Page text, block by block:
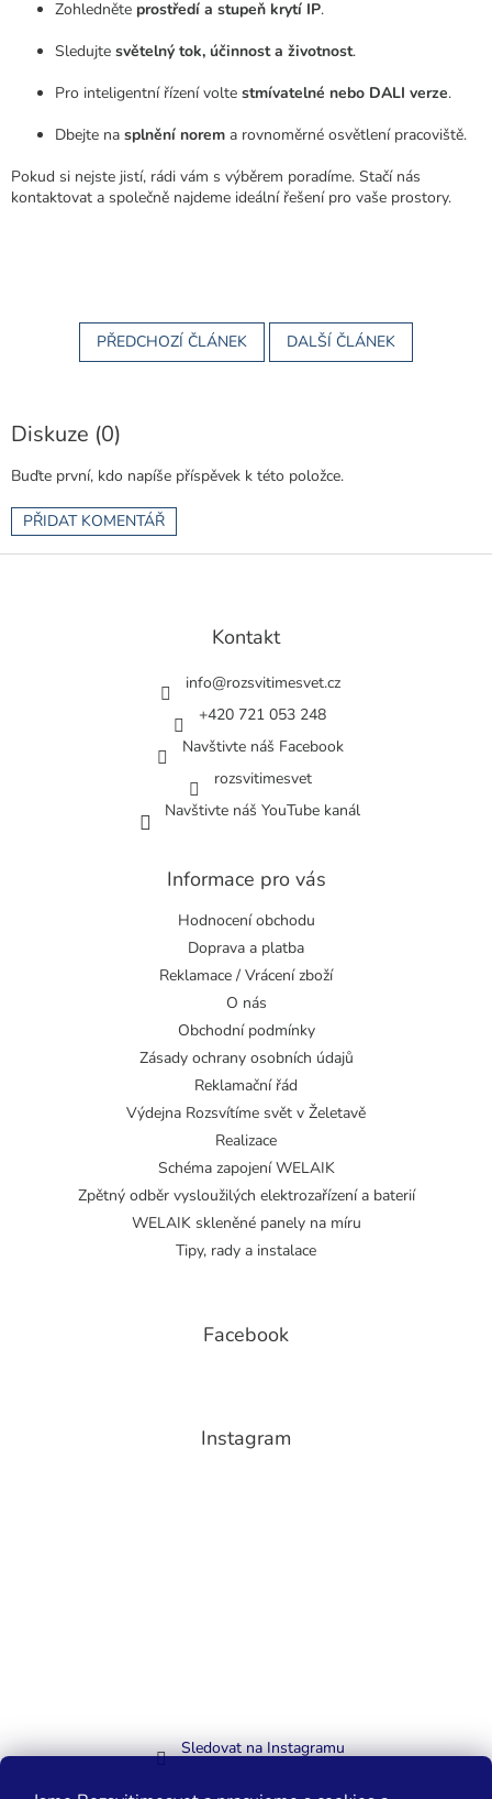
Zohledněte prostředí a stupeň krytí IP.
Sledujte světelný tok, účinnost a životnost.
Pro inteligentní řízení volte stmívatelné nebo DALI verze.
Dbejte na splnění norem a rovnoměrné osvětlení pracoviště.
Pokud si nejste jistí, rádi vám s výběrem poradíme. Stačí nás
kontaktovat a společně najdeme ideální řešení pro vaše prostory.
PŘEDCHOZÍ ČLÁNEK DALŠÍ ČLÁNEK
Diskuze (0)
Buďte první, kdo napíše příspěvek k této položce.
PŘIDAT KOMENTÁŘ
Z
Kontakt
info@rozsvitimesvet.cz
+420 721 053 248
Navštivte náš Facebook
rozsvitimesvet
Navštivte náš YouTube kanál
Informace pro vás
Hodnocení obchodu
Doprava a platba
Reklamace / Vrácení zboží
O nás
Obchodní podmínky
Zásady ochrany osobních údajů
Reklamační řád
Výdejna Rozsvítíme svět v Želetavě
Realizace
Schéma zapojení WELAIK
Zpětný odběr vysloužilých elektrozařízení a baterií
WELAIK skleněné panely na míru
Tipy, rady a instalace
Facebook
Instagram
Sledovat na Instagramu